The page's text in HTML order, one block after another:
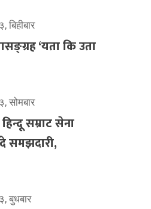
‘यता कि उता
सोमबार
सम्राट सेना
समझदारी,
बुधबार